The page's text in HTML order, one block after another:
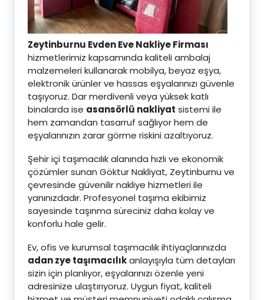
Zeytinburnu Evden Eve Nakliye Firması
hizmetlerimiz kapsamında kaliteli ambalaj
malzemeleri kullanarak mobilya, beyaz eşya,
elektronik ürünler ve hassas eşyalarınızı güvenle
taşıyoruz. Dar merdivenli veya yüksek katlı
binalarda ise asansörlü nakliyat sistemi ile
hem zamandan tasarruf sağlıyor hem de
eşyalarınızın zarar görme riskini azaltıyoruz.
Şehir içi taşımacılık alanında hızlı ve ekonomik
çözümler sunan Göktur Nakliyat, Zeytinburnu ve
çevresinde güvenilir nakliye hizmetleri ile
yanınızdadır. Profesyonel taşıma ekibimiz
sayesinde taşınma süreciniz daha kolay ve
konforlu hale gelir.
Ev, ofis ve kurumsal taşımacılık ihtiyaçlarınızda
adan zye taşımacılıkanlayışıyla tüm detayları
sizin için planlıyor, eşyalarınızı özenle yeni
adresinize ulaştırıyoruz. Uygun fiyat, kaliteli